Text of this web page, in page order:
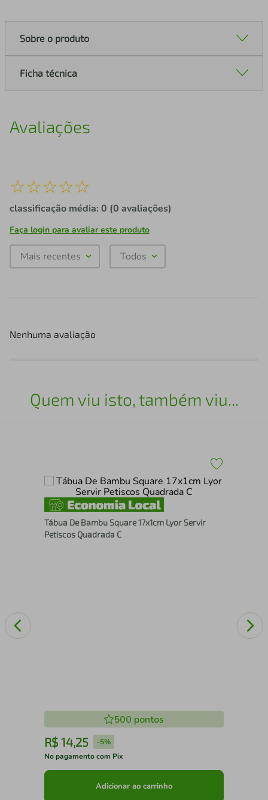
Sobre o produto
Ficha técnica
Avaliações
☆☆☆☆☆
classificação média: 0 (0 avaliações)
Faça login para avaliar este produto
Mais recentes Todos
Nenhuma avaliação
Quem viu isto, também viu...
Tábua De Bambu Square 17x1cm Lyor Servir
Petiscos Quadrada C
500 pontos
R$ 14,25 -5%
No pagamento com Pix
Adicionar ao carrinho